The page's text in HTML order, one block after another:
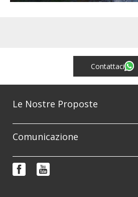
Contattaci
Le Nostre Proposte
Catalogo escursioni
Prenotazioni e informazioni
FAQ
Comunicazione
Reportage